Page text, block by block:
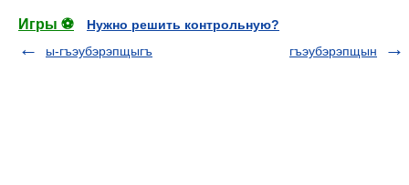
Игры ⚽
Нужно решить контрольную?
ы-гъэубэрэпщыгъ
гъэубэрэпщын